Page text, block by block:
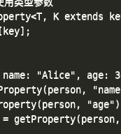
K extends
"Alice", age: